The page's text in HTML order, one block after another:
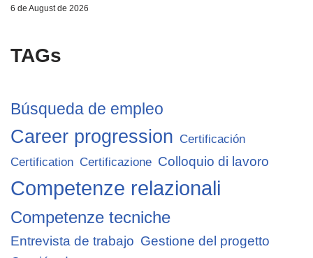
6 de August de 2026
TAGs
Búsqueda de empleo
Career progression Certificación
Certification Certificazione Colloquio di lavoro
Competenze relazionali
Competenze tecniche
Entrevista de trabajo Gestione del progetto